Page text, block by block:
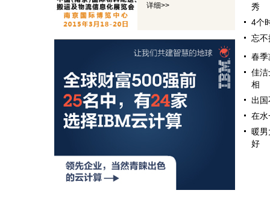
秀
4个
忘不
春季
佳洁
相
出国
在水
暖男
好
详细>>